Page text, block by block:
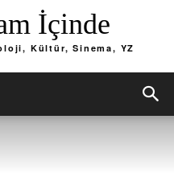
İçinde
Kültür, Sinema, YZ